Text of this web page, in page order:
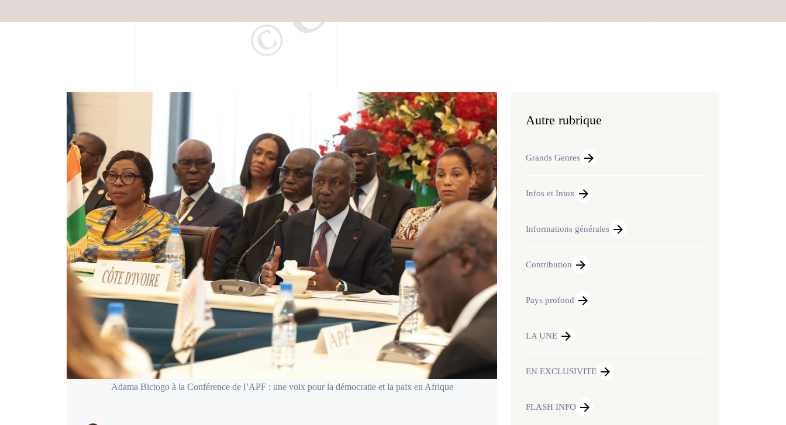
Adama Bictogo à la Conférence de l’APF : une voix pour la démocratie et la paix en Afrique
Autre rubrique
Grands Genres
Infos et Intox
Informations générales
Contribution
Pays profond
LA UNE
EN EXCLUSIVITE
FLASH INFO